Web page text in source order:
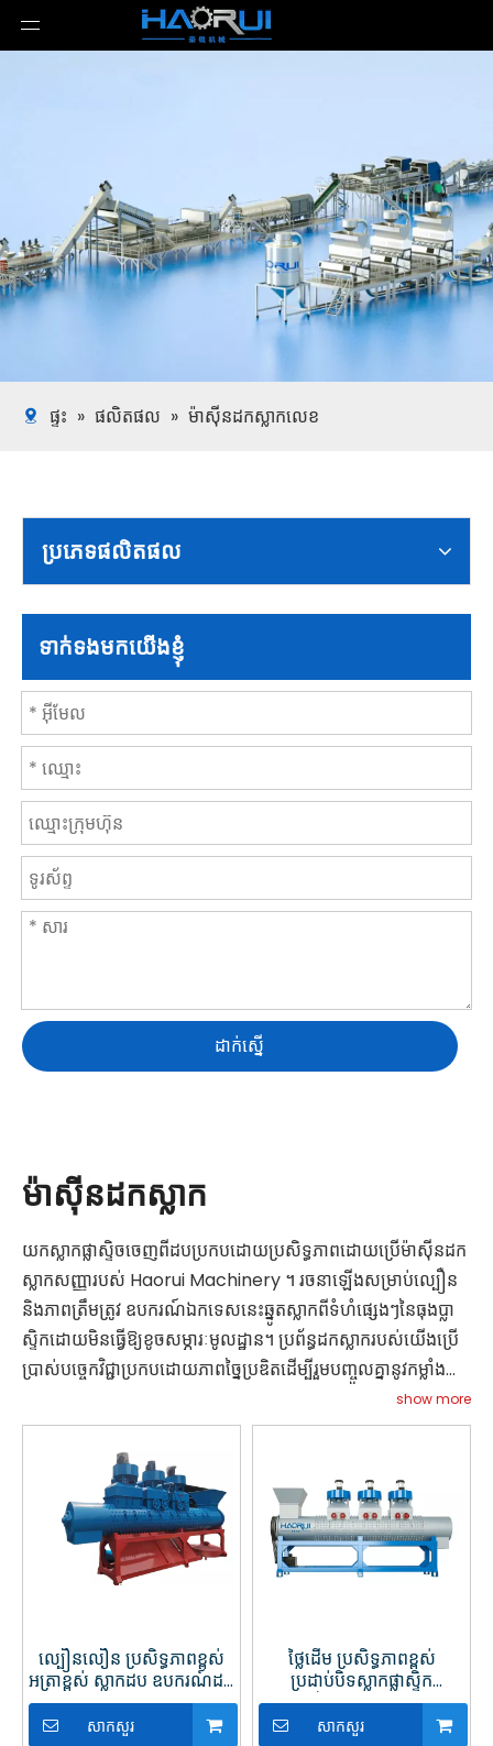
ផ្ទះ » ផលិតផល » ម៉ាស៊ីនដកស្លាកលេខ
ប្រភេទផលិតផល
ទាក់ទងមកយើងខ្ញុំ
ដាក់ស្នើ
ម៉ាស៊ីនដកស្លាក
យកស្លាកផ្លាស្ទិចចេញពីដបប្រកបដោយប្រសិទ្ធភាពដោយប្រើម៉ាស៊ីនដក
ស្លាកសញ្ញារបស់ Haorui Machinery ។ រចនាឡើងសម្រាប់ល្បឿន
និងភាពត្រឹមត្រូវ ឧបករណ៍ឯកទេសនេះឆ្នូតស្លាកពីទំហំផ្សេងៗនៃធុងប្លា
ស្ទិកដោយមិនធ្វើឱ្យខូចសម្ភារៈមូលដ្ឋាន។ ប្រព័ន្ធដកស្លាករបស់យើងប្រើ
ប្រាស់បច្ចេកវិជ្ជាប្រកបដោយភាពច្នៃប្រឌិតដើម្បីរួមបញ្ចូលគ្នានូវកម្លាំង
កកិតជាមួយនឹងយន្តការត្រួតពិនិត្យច្បាស់លាស់ ដើម្បីសម្រេចបាននូវការ
ដកស្លាកដែលមានល្បឿនលឿន ខណៈពេលដែលកាត់បន្ថយការបាត់បង់
សម្ភារៈ។ សមស្របសម្រាប់ការប្រើប្រាស់ទាំងក្នុងដំណាក់កាលមុន និង
ក្រោយការលាងសម្អាតនៃដំណើរការកែច្នៃឡើងវិញ វាធានាបាននូវផ្ទៃ
ស្អាតរួចរាល់សម្រាប់ជំហានដំណើរការជាបន្តបន្ទាប់។ ជឿទុកចិត្តលើ
Haorui Machinery ដើម្បីផ្តល់នូវដំណោះស្រាយការដកស្លាកដែល
អាចទុកចិត្តបាន និងមានប្រសិទ្ធភាពសម្រាប់ប្រតិបត្តិការកែច្នៃប្លាស្ទិក
show more
ល្បឿនលឿន ប្រសិទ្ធភាពខ្ពស់
អត្រាខ្ពស់ ស្លាកដប ឧបករណ៍ដក
យកចេញ
សាកសួរ
ថ្លៃដើម ប្រសិទ្ធភាពខ្ពស់
ប្រដាប់បិទស្លាកផ្លាស្ទិក
ស្វ័យប្រវត្តិ ធន់ធ្ងន់
សាកសួរ